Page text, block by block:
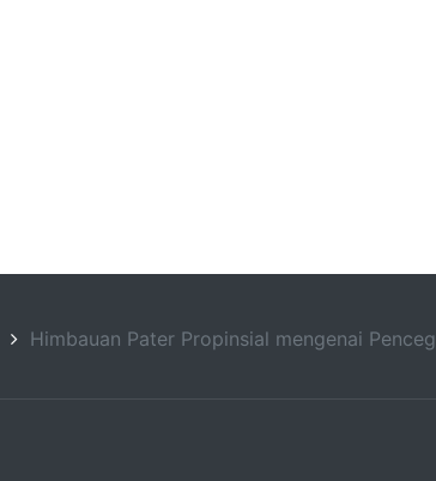
Himbauan Pater Propinsial mengenai